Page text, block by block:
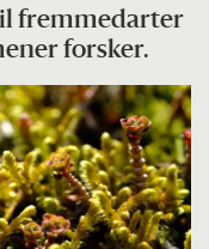
fremmedarter
forsker.